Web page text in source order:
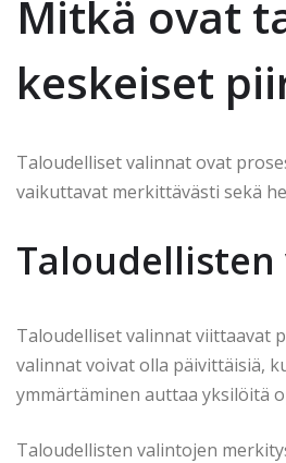
Mitkä ovat
keskeiset
Taloudelliset valinnat ovat
vaikuttavat merkittävästi sekä
Taloudelliset valinnat viittaavat
valinnat voivat olla päivittäisiä,
ymmärtäminen auttaa yksilöitä
Taloudellisten valintojen